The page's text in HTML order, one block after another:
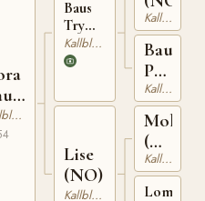
Kallblodig Travare
Baus
Tryggsön
(NO)
T-207
Kallblodig Travare
Lise
(NO)
Kallblodig Travare
Kallblodig Travare
Baus
Prinsa
(NO)
Kallblodig Travare
Molvin
(NO)
T-
191
Kallblodig Travare